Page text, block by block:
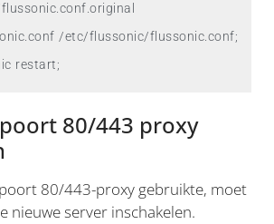
/etc/flussonic/flussonic.conf;
restart;
80/443 proxy
80/443-proxy gebruikte, moet
nieuwe server inschakelen.